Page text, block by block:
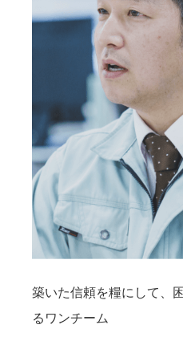
築いた信頼を糧にして、
るワンチーム